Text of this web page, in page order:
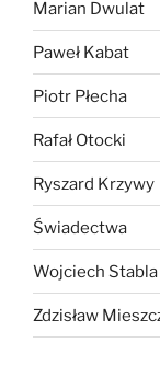
Marian Dwulat
Paweł Kabat
Piotr Płecha
Rafał Otocki
Ryszard Krzywy
Świadectwa
Wojciech Stabla
Zdzisław